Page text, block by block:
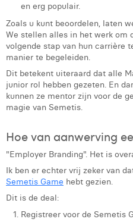
Lore Fierens
Lotte Vranckx
Louis Nassogne
Lucas Taels
Manon Houppertz
Margaux Marien
Margaux Snakkers
Mathias Segers
en erg populair.
Zoals u kunt beoordelen, laten
We stellen alles in het werk om
volgende stap van hun carrière
manier te begeleiden.
Dit betekent uiteraard dat alle
junior rol hebben gezeten. En
kunnen ze mentor zijn voor de
magie van Semetis.
Hoe van aanwerving
"Employer Branding". Het is
Ik ben er echter vrij zeker van
Semetis Game hebt gezien.
Dit is de deal:
Registreer voor de Semetis